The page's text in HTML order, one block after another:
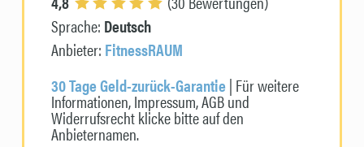
Sprache: Deutsch
Anbieter: FitnessRAUM
30 Tage Geld-zurück-Garantie| Für weitere
Informationen, Impressum, AGB und
Widerrufsrecht klicke bitte auf den
Anbieternamen.